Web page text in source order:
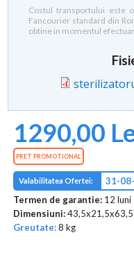
Costul transportului este
Fancourier standard din
obtine in momentul
1290,00
PRET PROMOTIONAL
Valabilitatea Ofertei:
31-
Termen de garantie: 12 luni
Dimensiuni:43,5x21,5x63,5
Greutate:8 kg